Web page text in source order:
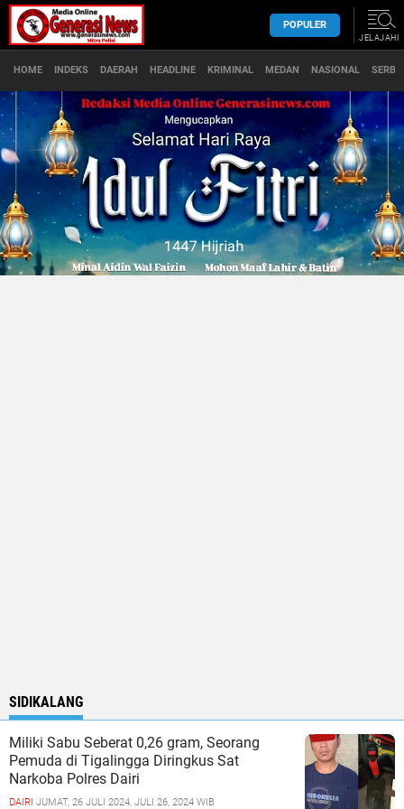
POPULER
JELAJAHI
HOME INDEKS DAERAH HEADLINE KRIMINAL MEDAN NASIONAL
SIDIKALANG
Miliki Sabu Seberat 0,26 gram, Seorang
Pemuda di Tigalingga Diringkus Sat
Narkoba Polres Dairi
DAIRI JUMAT, 26 JULI 2024, JULI 26, 2024 WIB